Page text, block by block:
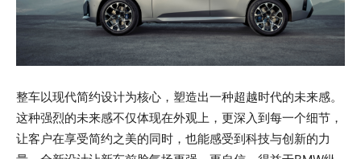
整车以现代简约设计为核心，塑造出一种超越时代的未来感。
这种强烈的未来感不仅体现在外观上，更深入到每一个细节，
让客户在享受简约之美的同时，也能感受到科技与创新的力